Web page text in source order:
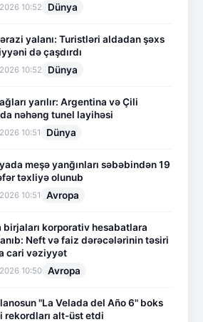
10:52 Dünya
yalanı: Turistləri aldadan şəxs
də çaşdırdı
10:52 Dünya
yarılır: Argentina və Çili
nəhəng tunel layihəsi
10:51 Dünya
meşə yanğınları səbəbindən 19
təxliyə olunub
10:51 Avropa
birjaları korporativ hesabatlara
Neft və faiz dərəcələrinin təsiri
cari vəziyyət
10:50 Avropa
"La Velada del Año 6" boks
rekordları alt-üst etdi